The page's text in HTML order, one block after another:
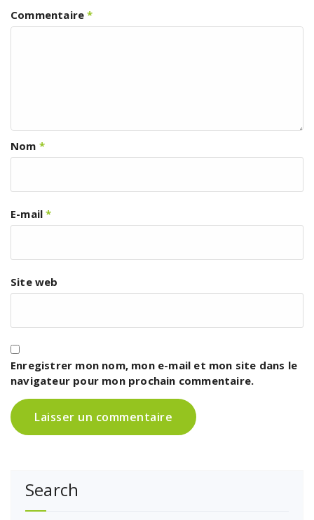
Commentaire*
Nom *
E-mail*
Site web
Enregistrer mon nom, mon e-mail et mon site dans le
navigateur pour mon prochain commentaire.
Search